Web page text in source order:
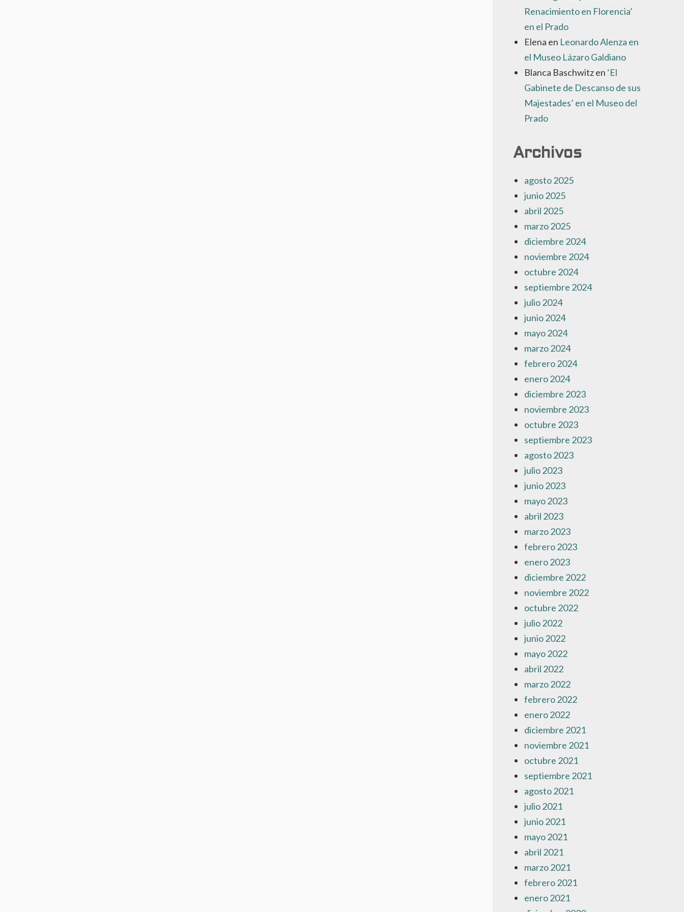
Renacimiento en Florencia’
en el Prado
Elena en Leonardo Alenza en
el Museo Lázaro Galdiano
Blanca Baschwitzen ‘El
Gabinete de Descanso de sus
Majestades’ en el Museo del
Prado
Archivos
agosto 2025
junio 2025
abril 2025
marzo 2025
diciembre 2024
noviembre 2024
octubre 2024
septiembre 2024
julio 2024
junio 2024
mayo 2024
marzo 2024
febrero 2024
enero 2024
diciembre 2023
noviembre 2023
octubre 2023
septiembre 2023
agosto 2023
julio 2023
junio 2023
mayo 2023
abril 2023
marzo 2023
febrero 2023
enero 2023
diciembre 2022
noviembre 2022
octubre 2022
julio 2022
junio 2022
mayo 2022
abril 2022
marzo 2022
febrero 2022
enero 2022
diciembre 2021
noviembre 2021
octubre 2021
septiembre 2021
agosto 2021
julio 2021
junio 2021
mayo 2021
abril 2021
marzo 2021
febrero 2021
enero 2021